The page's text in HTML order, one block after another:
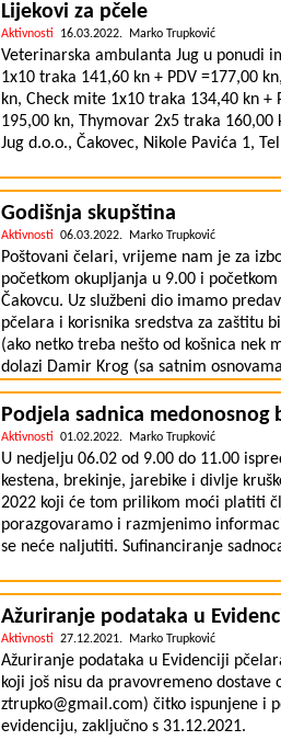
Lijekovi za pčele
Aktivnosti 16.03.2022. Marko Trupković
Veterinarska ambulanta Jug u ponudi
1x10 traka 141,60 kn + PDV =177,00
kn, Check mite 1x10 traka 134,40 kn +
195,00 kn, Thymovar 2x5 traka
Jug d.o.o., Čakovec, Nikole Pavića 1,
Godišnja skupština
Aktivnosti 06.03.2022. Marko Trupković
Poštovani čelari, vrijeme nam je za
početkom okupljanja u 9.00 i
Čakovcu. Uz službeni dio imamo
pčelara i korisnika sredstva za zaštitu
(ako netko treba nešto od košnica nek
dolazi Damir Krog (sa satnim
njima poslovati može im se javiti.
Podjela sadnica medonosnog
Aktivnosti 01.02.2022. Marko Trupković
U nedjelju 06.02 od 9.00 do 11.00
kestena, brekinje, jarebike i divlje
2022 koji će tom prilikom moći platiti
porazgovaramo i razmjenimo
se neće naljutiti. Sufinanciranje
Ažuriranje podataka u
Aktivnosti 27.12.2021. Marko Trupković
Ažuriranje podataka u Evidenciji
koji još nisu da pravovremeno
ztrupko@gmail.com) čitko ispunjene i
evidenciju, zaključno s 31.12.2021.